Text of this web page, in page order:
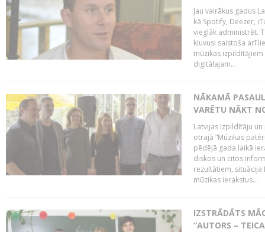
Jau vairākus gadus
kā Spotify, Deezer,
vieglāk administrēt.
kļuvusi saistoša arī
mūzikas
digitālajam...
NĀKAMĀ
VARĒTU NĀKT
Latvijas Izpildītāju
otrajā “Mūzikas
pēdējā gada laikā
diskos un citos
rezultātiem, situācija
mūzikas ierakstus...
IZSTRĀDĀTS
“AUTORS –